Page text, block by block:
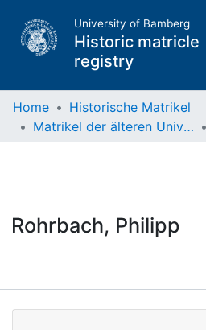
University of Bamberg
Historic matricle
registry
Professors
Home
Historische Matrikel
Matrikel der älteren Universität
Rohrbach, Philipp
Details